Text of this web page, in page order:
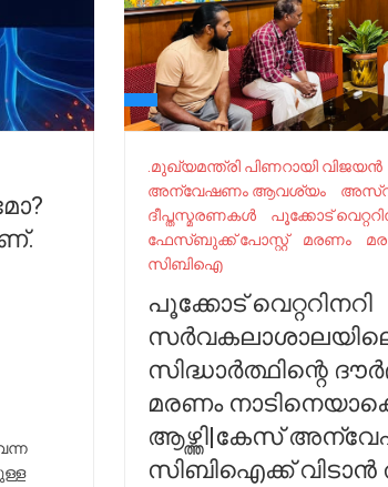
.മുഖ്യമന്ത്രി പിണറായി വിജയൻ
അന്വേഷണം ആവശ്യം
ദീപ്തസ്മരണകള്‍
പൂക്കോട്
ഫേസ്ബുക്ക് പോസ്റ്റ്
മരണം
സിബിഐ
പൂക്കോട് വെറ്ററിനറി
സർവകലാശാലയിലെ
സിദ്ധാർത്ഥിന്റെ
മരണം
ആഴ്ത്തി|കേസ്
സിബിഐക്ക് വിടാൻ